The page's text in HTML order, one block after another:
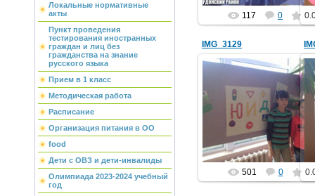
Локальные нормативные
акты
Пункт проведения
тестирования иностранных
граждан и лиц без
гражданства на знание
русского языка
Прием в 1 класс
Методическая работа
Расписание
Организация питания в ОО
food
Дети с ОВЗ и дети-инвалиды
Олимпиада 2023-2024 учебный
год
117 0
IMG_3129
20.11.2013
school1
501 0